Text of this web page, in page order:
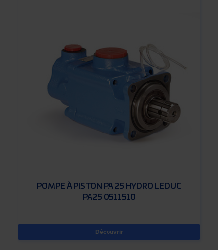
POMPE À PISTON PA 25 HYDRO LEDUC
PA25 0511510
Découvrir